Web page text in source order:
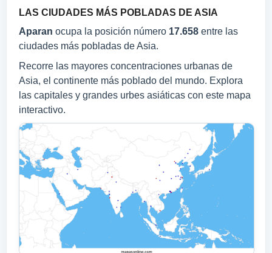
LAS CIUDADES MÁS POBLADAS DE ASIA
Aparan ocupa la posición número 17.658 entre las
ciudades más pobladas de Asia.
Recorre las mayores concentraciones urbanas de
Asia, el continente más poblado del mundo. Explora
las capitales y grandes urbes asiáticas con este mapa
interactivo.